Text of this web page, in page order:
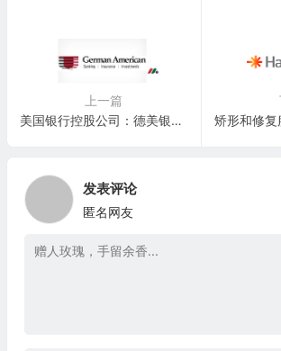
上一篇
美国银行控股公司：德美银行 German American Bancorp, Inc.(GABC)
发表评论
匿名网友